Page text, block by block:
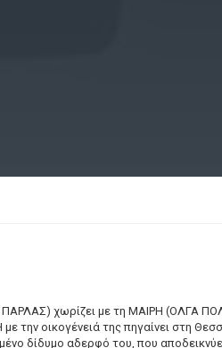
χωρίζει με τη ΜΑΙΡΗ (ΟΛΓΑ
την οικογένειά της πηγαίνει στη
δίδυμο αδερφό του, που